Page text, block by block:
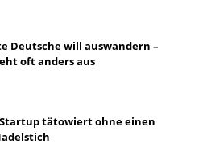
Deutsche will auswandern –
oft anders aus
tätowiert ohne einen